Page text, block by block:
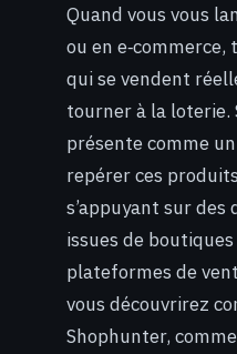
Quand vous vous
ou en
qui se vendent
tourner à la loterie.
présente comme
repérer ces
s’appuyant sur des
issues de
plateformes de
vous découvrirez
Shophunter,